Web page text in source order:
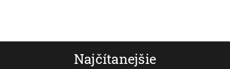
Najčítanejšie